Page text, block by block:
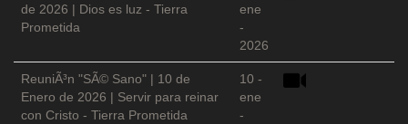
de 2026 | Dios es luz - Tierra
Prometida
ene
-
2026
ReuniÃ³n "SÃ© Sano" | 10 de
Enero de 2026 | Servir para reinar
con Cristo - Tierra Prometida
10 -
ene
-